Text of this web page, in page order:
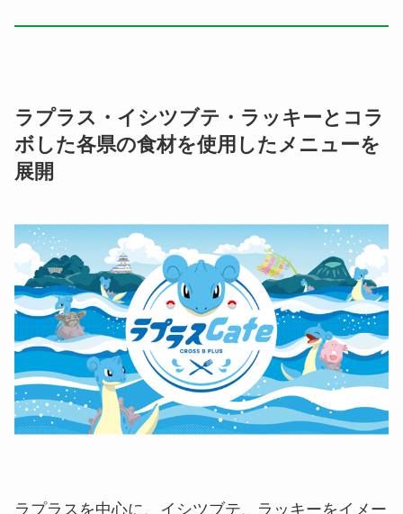
ラプラス・イシツブテ・ラッキーとコラ
ボした各県の食材を使用したメニューを
展開
ラプラスを中心に、イシツブテ、ラッキーをイメー